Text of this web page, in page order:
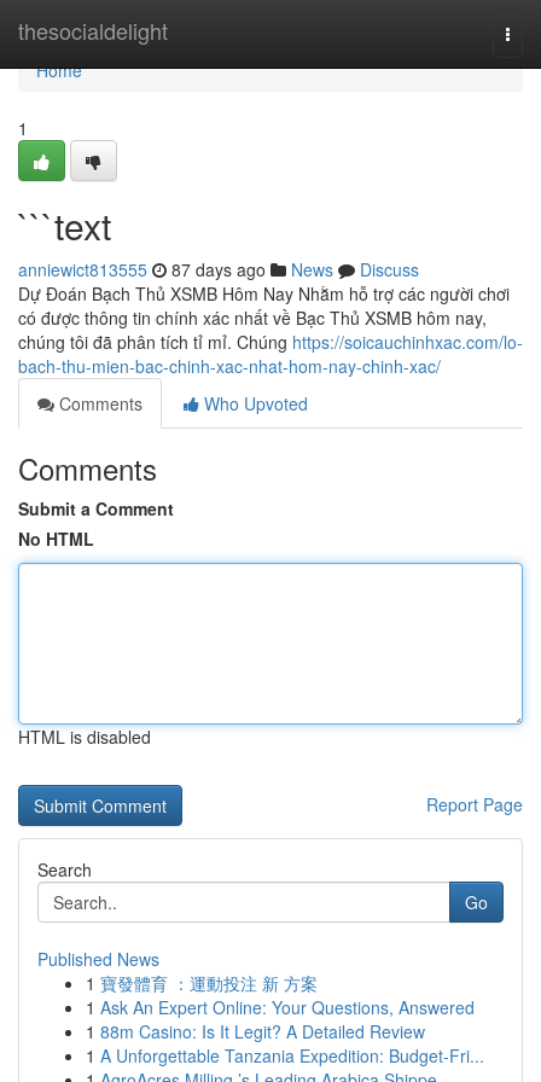
thesocialdelight
Home
Home
1
```text
anniewict813555 87 days ago News
Discuss
Dự Đoán Bạch Thủ XSMB Hôm Nay Nhằm hỗ trợ các người chơi
có được thông tin chính xác nhất về Bạc Thủ XSMB hôm nay,
chúng tôi đã phân tích tỉ mỉ. Chúng https://soicauchinhxac.com/lo-
bach-thu-mien-bac-chinh-xac-nhat-hom-nay-chinh-xac/
Comments
Who Upvoted
Comments
Submit a Comment
No HTML
HTML is disabled
Report Page
Search
Go
Published News
1 寶發體育 ：運動投注 新 方案
1 Ask An Expert Online: Your Questions, Answered
1 88m Casino: Is It Legit? A Detailed Review
1 A Unforgettable Tanzania Expedition: Budget-Fri...